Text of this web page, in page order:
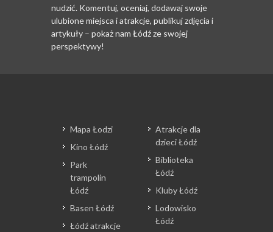
nudzić. Komentuj, oceniaj, dodawaj swoje
ulubione miejsca i atrakcje, publikuj zdjęcia i
artykuły – pokaż nam Łódź ze swojej
perspektywy!
Mapa Łodzi
Kino Łódź
Park
trampolin
Łódź
Basen Łódź
Łódź atrakcje
Atrakcje dla
dzieci Łódź
Biblioteka
Łódź
Kluby Łódź
Lodowisko
Łódź